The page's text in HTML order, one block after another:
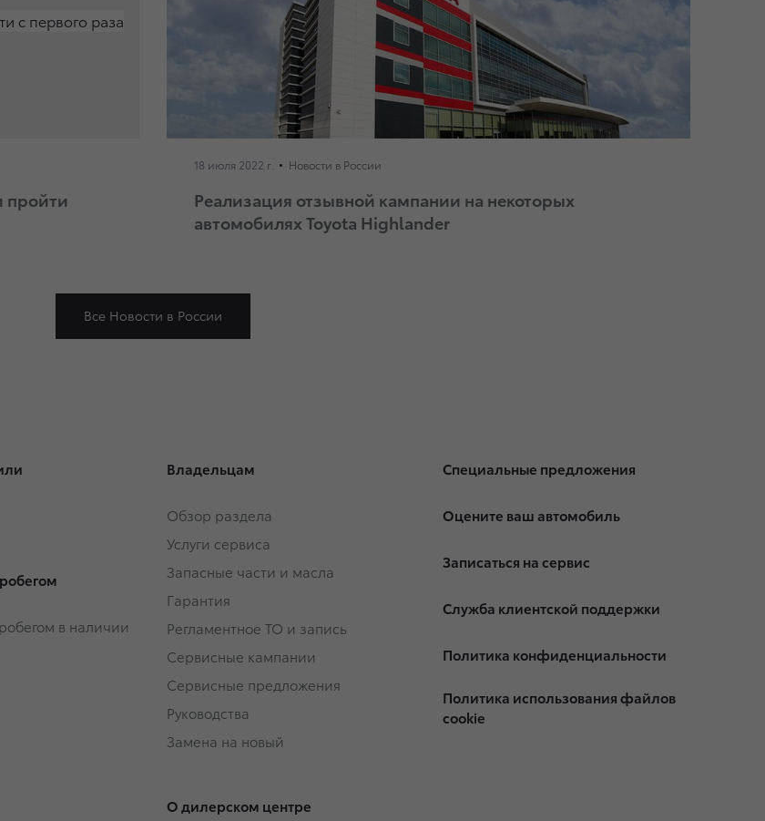
пройти
18 июля 2022 г. Новости в России
Реализация отзывной кампании на некоторых
автомобилях Toyota Highlander
Все Новости в России
в наличии
Владельцам
Обзор раздела
Услуги сервиса
Запасные части и масла
Гарантия
Регламентное ТО и запись
Сервисные кампании
Сервисные предложения
Руководства
Замена на новый
О дилерском центре
Специальные предложения
Оцените ваш автомобиль
Записаться на сервис
Служба клиентской поддержки
Политика конфиденциальности
Политика использования файлов
cookie